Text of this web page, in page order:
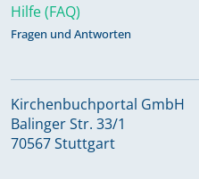
Hilfe (FAQ)
Fragen und Antworten
Kirchenbuchportal GmbH
Balinger Str. 33/1
70567 Stuttgart